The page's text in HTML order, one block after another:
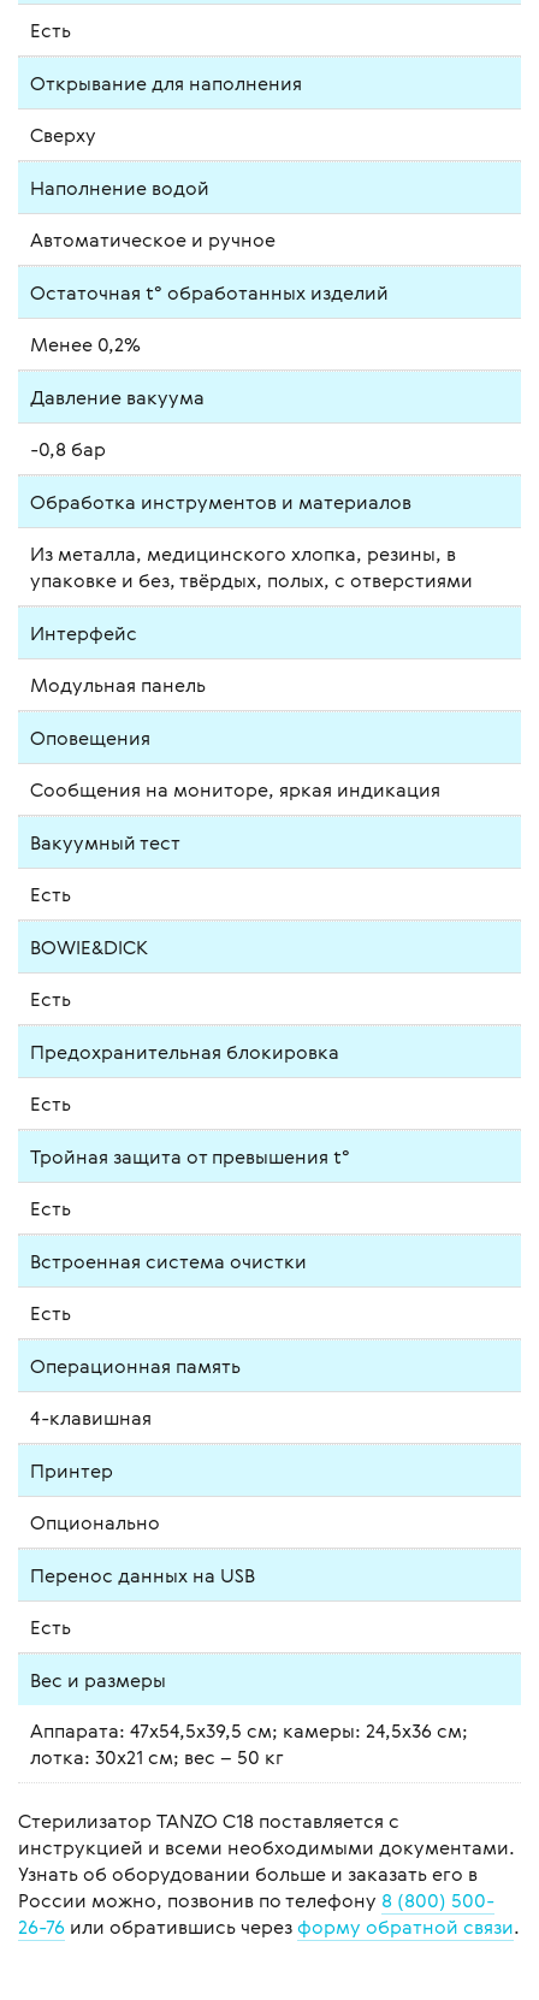
Есть
Открывание для наполнения
Сверху
Наполнение водой
Автоматическое и ручное
Остаточная t° обработанных изделий
Менее 0,2%
Давление вакуума
-0,8 бар
Обработка инструментов и материалов
Из металла, медицинского хлопка, резины, в
упаковке и без, твёрдых, полых, с отверстиями
Интерфейс
Модульная панель
Оповещения
Сообщения на мониторе, яркая индикация
Вакуумный тест
Есть
BOWIE&DICK
Есть
Предохранительная блокировка
Есть
Тройная защита от превышения t°
Есть
Встроенная система очистки
Есть
Операционная память
4-клавишная
Принтер
Опционально
Перенос данных на USB
Есть
Вес и размеры
Аппарата: 47х54,5х39,5 см; камеры: 24,5х36 см;
лотка: 30х21 см; вес – 50 кг
Стерилизатор TANZO C18 поставляется с
инструкцией и всеми необходимыми документами.
Узнать об оборудовании больше и заказать его в
России можно, позвонив по телефону 8 (800) 500-
26-76 или обратившись черезформу обратной связи.